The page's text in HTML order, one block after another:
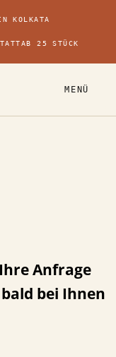
KOLKATA
AB 25 STÜCK
MENÜ
Anfrage
bei Ihnen